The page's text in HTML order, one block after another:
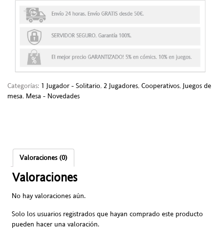
Categorías: 1 Jugador - Solitario, 2 Jugadores, Cooperativos, Juegos de
mesa, Mesa - Novedades
Valoraciones (0)
Valoraciones
No hay valoraciones aún.
Solo los usuarios registrados que hayan comprado este producto
pueden hacer una valoración.